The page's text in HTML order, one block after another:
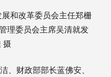
和改革委员会主任郑栅
理委员会主席吴清就发
摄
财政部部长蓝佛安、